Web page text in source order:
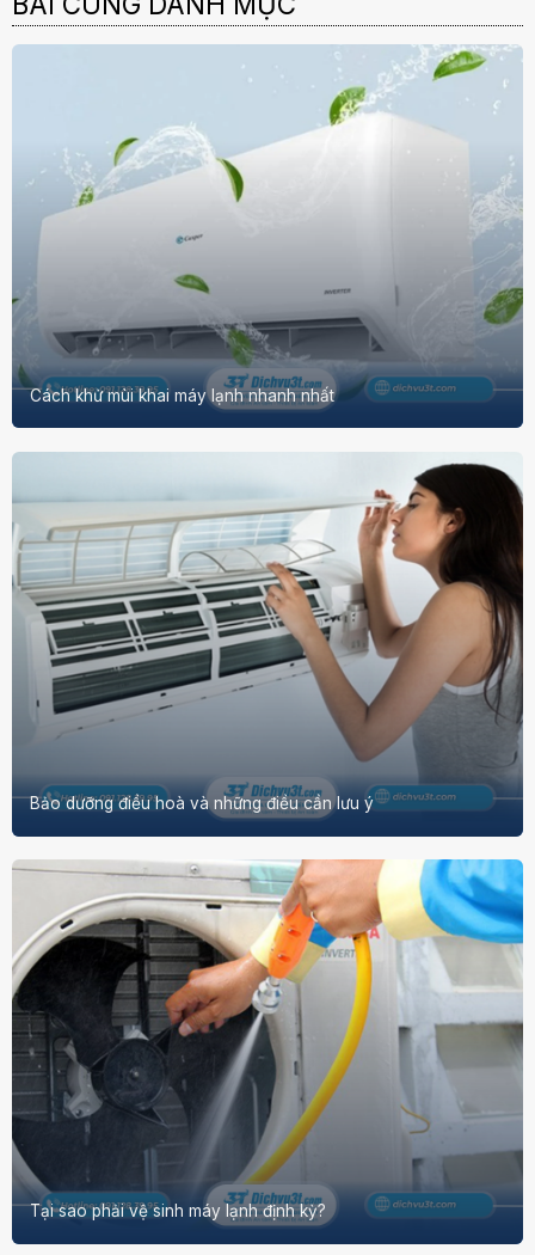
Cách khử mùi khai máy lạnh nhanh nhất
Bảo dưỡng điều hoà và những điều cần lưu ý
Tại sao phải vệ sinh máy lạnh định kỳ?